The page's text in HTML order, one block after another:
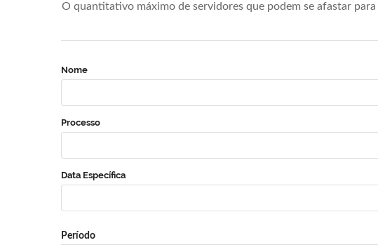
O quantitativo máximo de servidores que podem se afastar
Nome
Processo
Data Específica
Período